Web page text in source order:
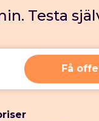
Testa
Få